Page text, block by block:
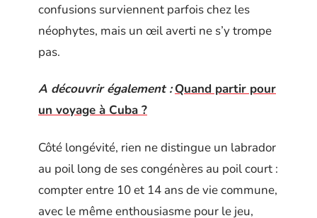
confusions surviennent parfois chez les
néophytes, mais un œil averti ne s’y trompe
pas.
A découvrir également : Quand partir pour
un voyage à Cuba ?
Côté longévité, rien ne distingue un labrador
au poil long de ses congénères au poil court :
compter entre 10 et 14 ans de vie commune,
avec le même enthousiasme pour le jeu,